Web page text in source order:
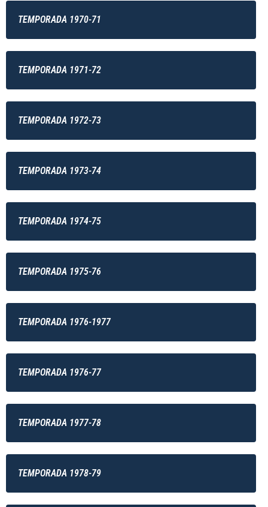
TEMPORADA 1970-71
TEMPORADA 1971-72
TEMPORADA 1972-73
TEMPORADA 1973-74
TEMPORADA 1974-75
TEMPORADA 1975-76
TEMPORADA 1976-1977
TEMPORADA 1976-77
TEMPORADA 1977-78
TEMPORADA 1978-79